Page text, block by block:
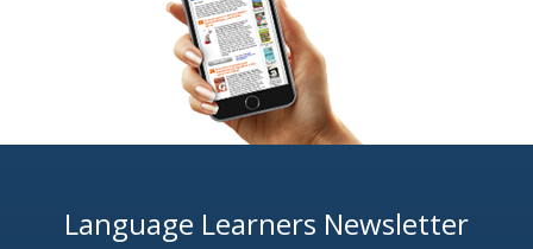
Language Learners Newsletter